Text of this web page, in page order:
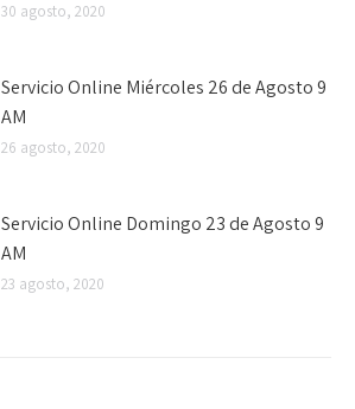
30 agosto, 2020
Servicio Online Miércoles 26 de Agosto 9
AM
26 agosto, 2020
Servicio Online Domingo 23 de Agosto 9
AM
23 agosto, 2020